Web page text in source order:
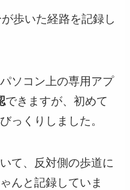
歩いた経路を記録し
ソコン上の専用アプ
できますが、初めて
っくりしました。
て、反対側の歩道に
んと記録していま